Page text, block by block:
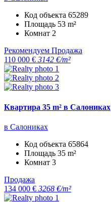
Код объекта 65289
Площадь 53 m²
Комнат 2
Рекомендуем Продажа
110 000 € 3142 €/m²
Квартира 35 m² в Салониках
в Салониках
Код объекта 65864
Площадь 35 m²
Комнат 3
Продажа
134 000 € 3268 €/m²